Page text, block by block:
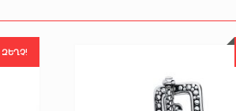
ԶԵՂՉ!